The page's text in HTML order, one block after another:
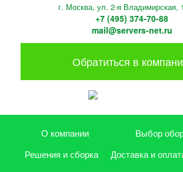
г. Москва, ул. 2-я Владимирская,
+7 (495) 374-70-88
mail@servers-net.ru
Обратиться в
О компании
Выбор
Решения и сборка
Доставка и